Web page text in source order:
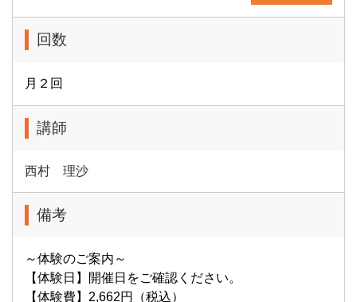
回数
月２回
講師
西村 理沙
備考
～体験のご案内～
【体験日】開催日をご確認ください。
【体験費】2,662円（税込）